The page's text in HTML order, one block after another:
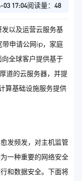
03 17:04阅读量：48
以及运营云服务基
带申请公网ip，家庭
全球客户提供基于
道的云服务器，并提
算基础设施服务提供
发频发，对主机监管
一种重要的网络安全
和数据安全。下面将